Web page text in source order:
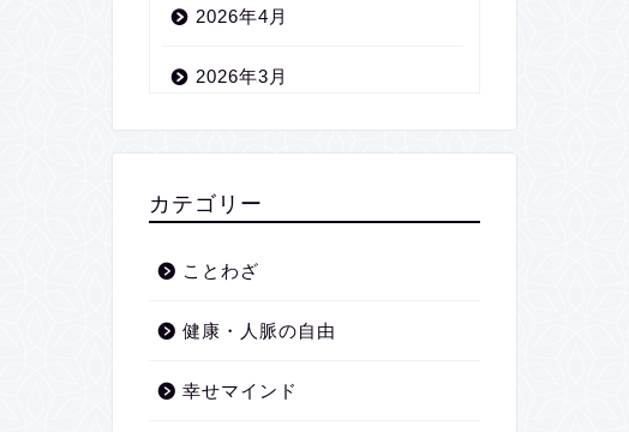
2026年4月
2026年3月
2026年2月
2026年1月
カテゴリー
ことわざ
健康・人脈の自由
幸せマインド